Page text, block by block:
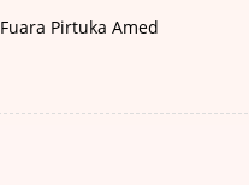
Pirtuka Amed